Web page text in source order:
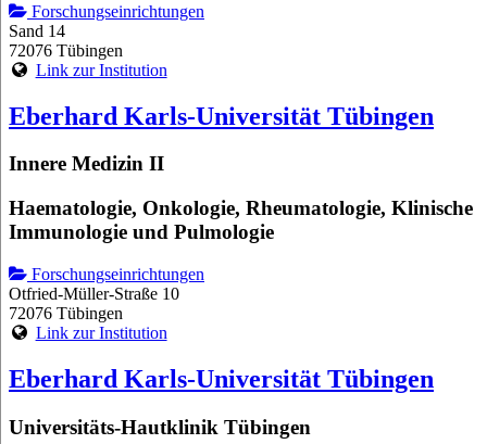
Forschungseinrichtungen
Sand 14
72076 Tübingen
Link zur Institution
Eberhard Karls-Universität Tübingen
Innere Medizin II
Haematologie, Onkologie, Rheumatologie, Klinische
Immunologie und Pulmologie
Forschungseinrichtungen
Otfried-Müller-Straße 10
72076 Tübingen
Link zur Institution
Eberhard Karls-Universität Tübingen
Universitäts-Hautklinik Tübingen